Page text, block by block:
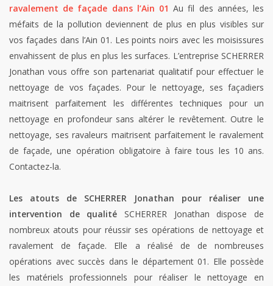
ravalement de façade dans l’Ain 01 Au fil des années, les
méfaits de la pollution deviennent de plus en plus visibles sur
vos façades dans l’Ain 01. Les points noirs avec les moisissures
envahissent de plus en plus les surfaces. L’entreprise SCHERRER
Jonathan vous offre son partenariat qualitatif pour effectuer le
nettoyage de vos façades. Pour le nettoyage, ses façadiers
maitrisent parfaitement les différentes techniques pour un
nettoyage en profondeur sans altérer le revêtement. Outre le
nettoyage, ses ravaleurs maitrisent parfaitement le ravalement
de façade, une opération obligatoire à faire tous les 10 ans.
Contactez-la.
Les atouts de SCHERRER Jonathan pour réaliser une
intervention de qualité SCHERRER Jonathan dispose de
nombreux atouts pour réussir ses opérations de nettoyage et
ravalement de façade. Elle a réalisé de de nombreuses
opérations avec succès dans le département 01. Elle possède
les matériels professionnels pour réaliser le nettoyage en